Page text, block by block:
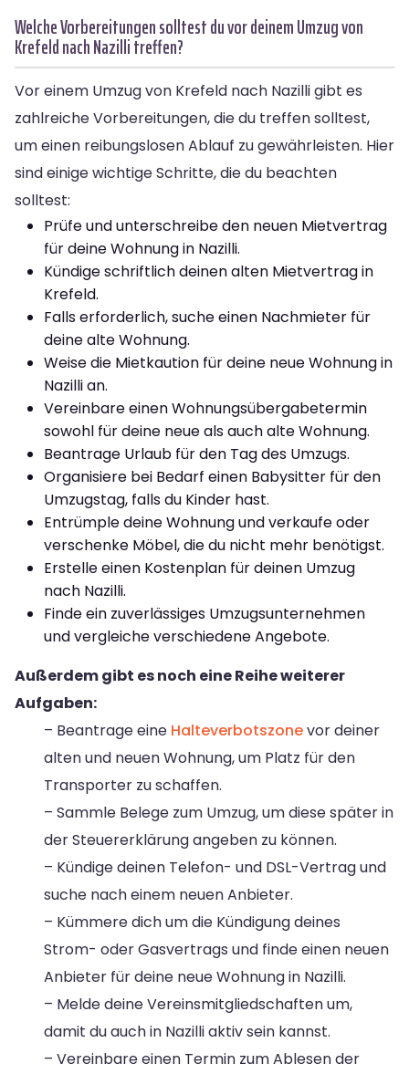
Welche Vorbereitungen solltest du vor deinem Umzug von
Krefeld nach Nazilli treffen?
Vor einem Umzug von Krefeld nach Nazilli gibt es
zahlreiche Vorbereitungen, die du treffen solltest,
um einen reibungslosen Ablauf zu gewährleisten. Hier
sind einige wichtige Schritte, die du beachten
solltest:
Prüfe und unterschreibe den neuen Mietvertrag
für deine Wohnung in Nazilli.
Kündige schriftlich deinen alten Mietvertrag in
Krefeld.
Falls erforderlich, suche einen Nachmieter für
deine alte Wohnung.
Weise die Mietkaution für deine neue Wohnung in
Nazilli an.
Vereinbare einen Wohnungsübergabetermin
sowohl für deine neue als auch alte Wohnung.
Beantrage Urlaub für den Tag des Umzugs.
Organisiere bei Bedarf einen Babysitter für den
Umzugstag, falls du Kinder hast.
Entrümple deine Wohnung und verkaufe oder
verschenke Möbel, die du nicht mehr benötigst.
Erstelle einen Kostenplan für deinen Umzug
nach Nazilli.
Finde ein zuverlässiges Umzugsunternehmen
und vergleiche verschiedene Angebote.
Außerdem gibt es noch eine Reihe weiterer
Aufgaben:
– Beantrage eine Halteverbotszonevor deiner
alten und neuen Wohnung, um Platz für den
Transporter zu schaffen.
– Sammle Belege zum Umzug, um diese später in
der Steuererklärung angeben zu können.
– Kündige deinen Telefon- und DSL-Vertrag und
suche nach einem neuen Anbieter.
– Kümmere dich um die Kündigung deines
Strom- oder Gasvertrags und finde einen neuen
Anbieter für deine neue Wohnung in Nazilli.
– Melde deine Vereinsmitgliedschaften um,
damit du auch in Nazilli aktiv sein kannst.
– Vereinbare einen Termin zum Ablesen der